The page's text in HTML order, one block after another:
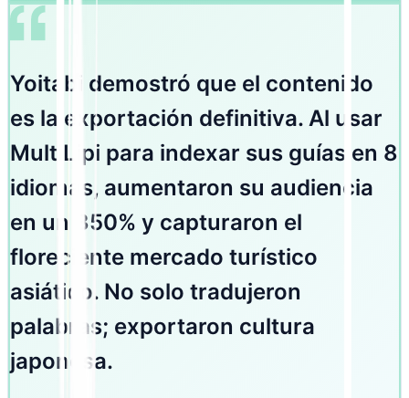
Yoitabi demostró que el contenido
es la exportación definitiva. Al usar
MultiLipi para indexar sus guías en 8
idiomas, aumentaron su audiencia
en un 350% y capturaron el
floreciente mercado turístico
asiático. No solo tradujeron
palabras; exportaron cultura
japonesa.